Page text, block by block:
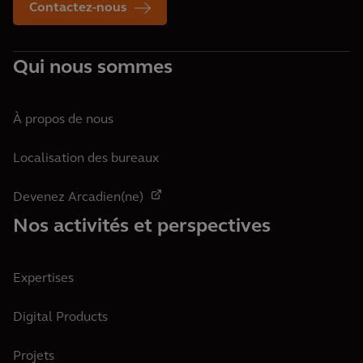
Contactez-nous
Qui nous sommes
À propos de nous
Localisation des bureaux
Devenez Arcadien(ne)
Nos activités et perspectives
Expertises
Digital Products
Projets